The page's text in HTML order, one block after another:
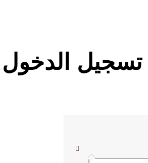
تسجيل الدخول